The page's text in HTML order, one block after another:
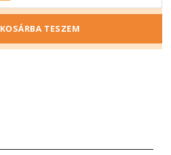
KOSÁRBA TESZEM